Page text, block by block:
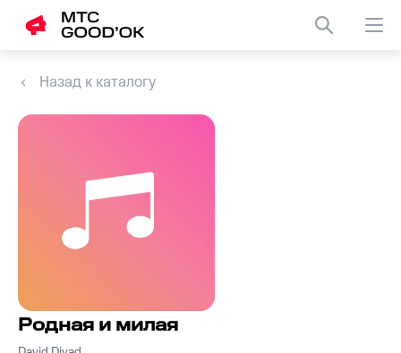
Назад к каталогу
Родная и милая